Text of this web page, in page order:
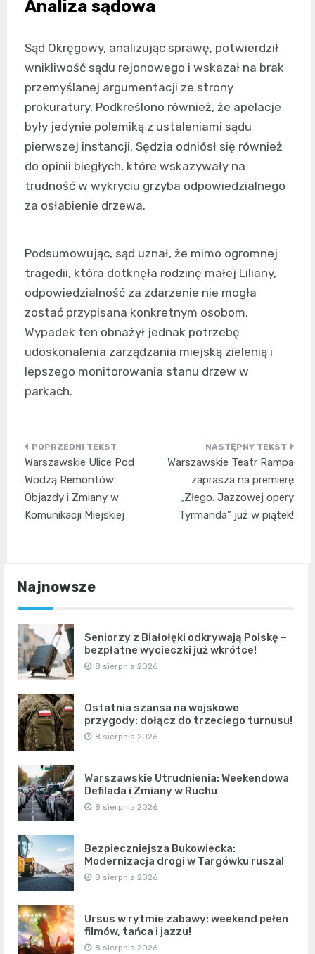
Analiza sądowa
Sąd Okręgowy, analizując sprawę, potwierdził
wnikliwość sądu rejonowego i wskazał na brak
przemyślanej argumentacji ze strony
prokuratury. Podkreślono również, że apelacje
były jedynie polemiką z ustaleniami sądu
pierwszej instancji. Sędzia odniósł się również
do opinii biegłych, które wskazywały na
trudność w wykryciu grzyba odpowiedzialnego
za osłabienie drzewa.
Podsumowując, sąd uznał, że mimo ogromnej
tragedii, która dotknęła rodzinę małej Liliany,
odpowiedzialność za zdarzenie nie mogła
zostać przypisana konkretnym osobom.
Wypadek ten obnażył jednak potrzebę
udoskonalenia zarządzania miejską zielenią i
lepszego monitorowania stanu drzew w
parkach.
Nawigacja
wpisu
Warszawskie Ulice Pod
Wodzą Remontów:
Objazdy i Zmiany w
Komunikacji Miejskiej
Warszawskie Teatr Rampa
zaprasza na premierę
„Złego. Jazzowej opery
Tyrmanda” już w piątek!
Najnowsze
Seniorzy z Białołęki odkrywają Polskę –
bezpłatne wycieczki już wkrótce!
8 sierpnia 2026
Ostatnia szansa na wojskowe
przygody: dołącz do trzeciego turnusu!
8 sierpnia 2026
Warszawskie Utrudnienia: Weekendowa
Defilada i Zmiany w Ruchu
8 sierpnia 2026
Bezpieczniejsza Bukowiecka:
Modernizacja drogi w Targówku rusza!
8 sierpnia 2026
Ursus w rytmie zabawy: weekend pełen
filmów, tańca i jazzu!
8 sierpnia 2026